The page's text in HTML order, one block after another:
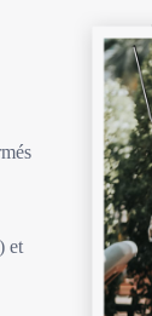
et